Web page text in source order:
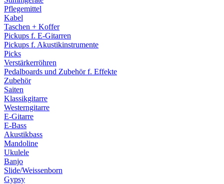
Pflegemittel
Kabel
Taschen + Koffer
Pickups f. E-Gitarren
Pickups f. Akustikinstrumente
Picks
Verstärkerröhren
Pedalboards und Zubehör f. Effekte
Zubehör
Saiten
Klassikgitarre
Westerngitarre
E-Gitarre
E-Bass
Akustikbass
Mandoline
Ukulele
Banjo
Slide/Weissenborn
Gypsy